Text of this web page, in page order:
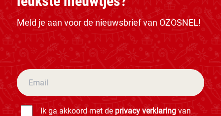
Meld je aan voor de nieuwsbrief van OZOSNEL!
Ik ga akkoord met de privacy verklaringvan